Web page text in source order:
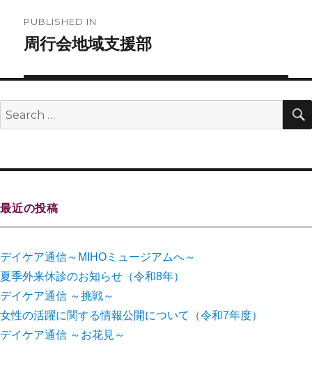
PUBLISHED IN
周行会地域支援部
最近の投稿
デイケア通信～MIHOミュージアムへ～
夏季外来休診のお知らせ（令和8年）
デイケア通信 ～挑戦～
女性の活躍に関する情報公開について（令和7年度）
デイケア通信 ～お花見～